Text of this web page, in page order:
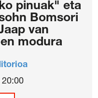
pinuak" eta
Bomsori
van
modura